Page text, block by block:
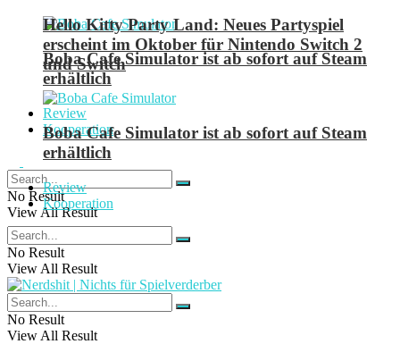
Boba Cafe Simulator ist ab sofort auf Steam
erhältlich
Review
Kooperation
No Result
View All Result
Hello Kitty Party Land: Neues Partyspiel
erscheint im Oktober für Nintendo Switch 2
und Switch
Boba Cafe Simulator ist ab sofort auf Steam
erhältlich
Review
Kooperation
No Result
View All Result
No Result
View All Result